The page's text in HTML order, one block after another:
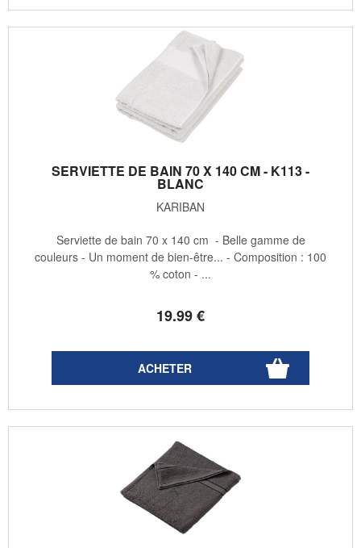
SERVIETTE DE BAIN 70 X 140 CM - K113 -
BLANC
KARIBAN
19.99€
Serviette de bain 70 x 140 cm - Belle gamme de
couleurs - Un moment de bien-être... - Composition : 100
% coton - ...